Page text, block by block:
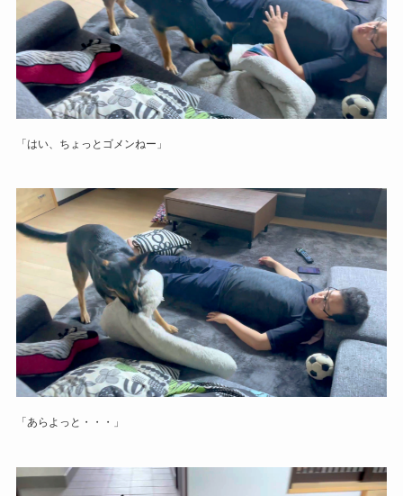
「はい、ちょっとゴメンねー」
「あらよっと・・・」